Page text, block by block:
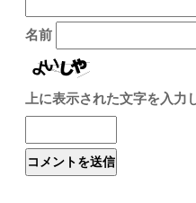
名前
上に表示された文字を入力